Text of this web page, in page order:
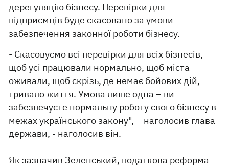
дерегуляцію бізнесу. Перевірки для
підприємців буде скасовано за умови
забезпечення законної роботи бізнесу.
- Скасовуємо всі перевірки для всіх бізнесів,
щоб усі працювали нормально, щоб міста
оживали, щоб скрізь, де немає бойових дій,
тривало життя. Умова лише одна – ви
забезпечуєте нормальну роботу свого бізнесу в
межах українського закону", – наголосив глава
держави, - наголосив він.
Як зазначив Зеленський, податкова реформа